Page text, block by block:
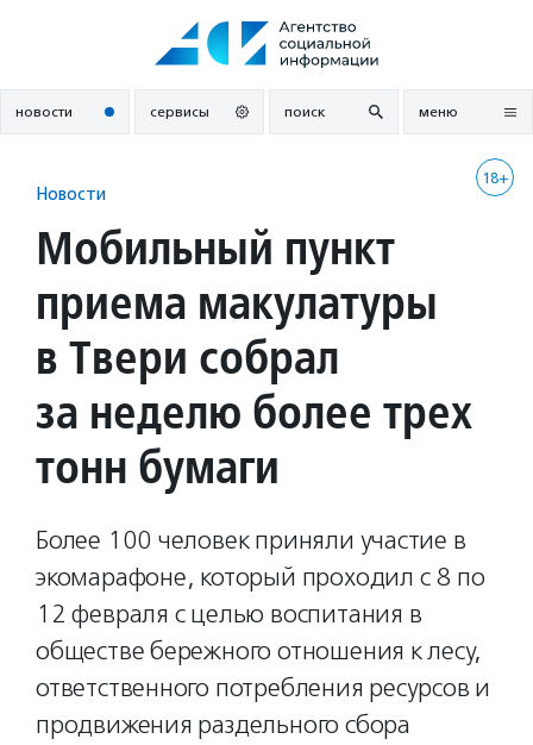
новости сервисы поиск меню
18+
Новости
Мобильный пункт
приема макулатуры
в Твери собрал
за неделю более трех
тонн бумаги
Более 100 человек приняли участие в
экомарафоне, который проходил с 8 по
12 февраля с целью воспитания в
обществе бережного отношения к лесу,
ответственного потребления ресурсов и
продвижения раздельного сбора